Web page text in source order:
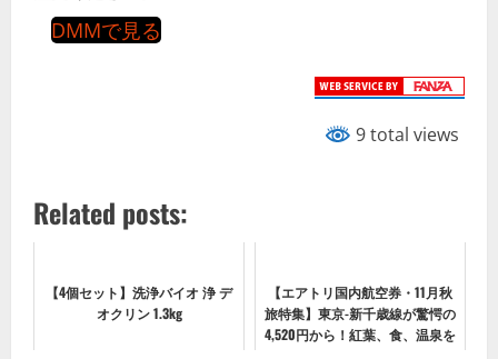
DMMで見る
9 total views
Related posts:
【4個セット】洗浄バイオ 浄 デ
オクリン 1.3kg
【エアトリ国内航空券・11月秋
旅特集】東京-新千歳線が驚愕の
4,520円から！紅葉、食、温泉を